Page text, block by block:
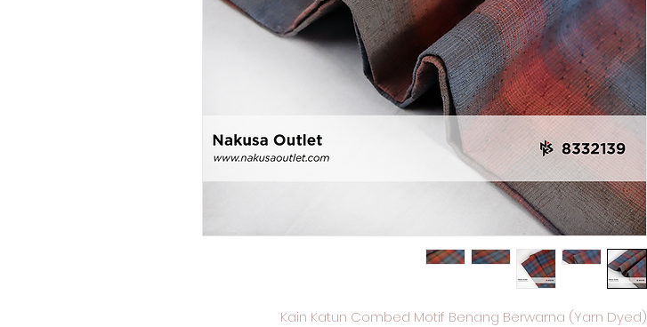
Kain Katun Combed Motif Benang Berwarna (Yarn Dyed)